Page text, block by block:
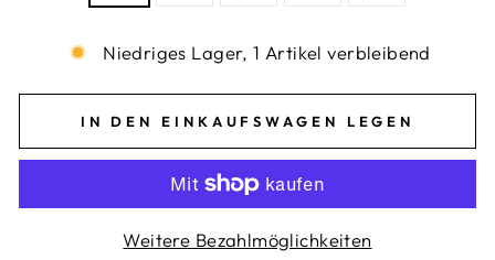
Niedriges Lager, 1 Artikel verbleibend
IN DEN EINKAUFSWAGEN LEGEN
Weitere Bezahlmöglichkeiten